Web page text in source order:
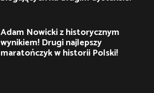
Adam Nowicki z historycznym
wynikiem! Drugi najlepszy
maratończyk w historii Polski!